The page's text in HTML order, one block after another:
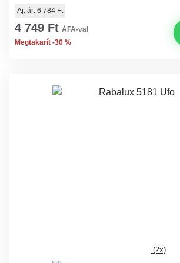
Aj. ár: 6 784 Ft
4 749 Ft ÁFA-val
Megtakarít -30 %
(2x)